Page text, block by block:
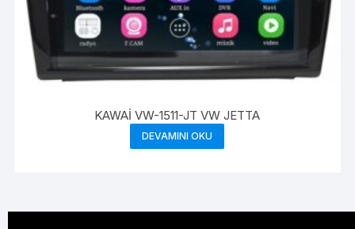
KAWAİ VW-1511-JT VW JETTA
DEVAMINI OKU